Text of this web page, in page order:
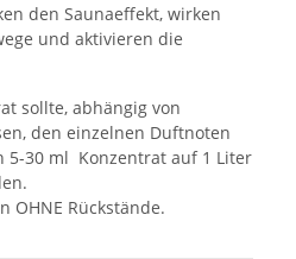
den Saunaeffekt, wirken
und aktivieren die
sollte, abhängig von
den einzelnen Duftnoten
5-30 ml Konzentrat auf 1 Liter
OHNE Rückstände.